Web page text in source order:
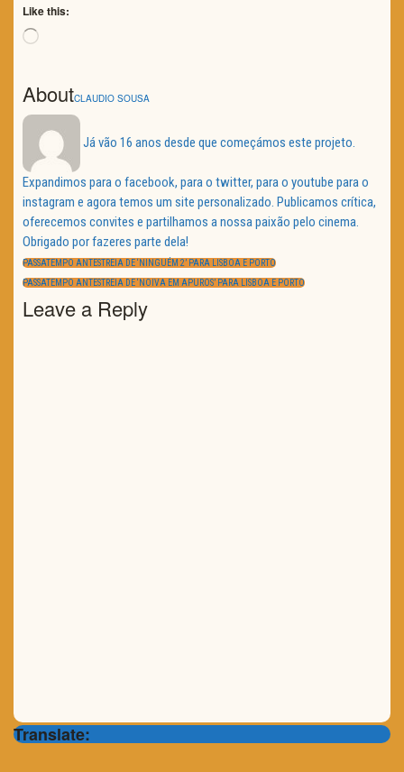
Like this:
Loading…
AboutCLAUDIO SOUSA
Já vão 16 anos desde que começámos este projeto.
Expandimos para o facebook, para o twitter, para o youtube para o
instagram e agora temos um site personalizado. Publicamos crítica,
oferecemos convites e partilhamos a nossa paixão pelo cinema.
Obrigado por fazeres parte dela!
Navegação
de
artigos
PREVIOUS
PASSATEMPO ANTESTREIA DE ‘NINGUÉM 2’ PARA LISBOA E PORTO
NEXT
PASSATEMPO ANTESTREIA DE ‘NOIVA EM APUROS’ PARA LISBOA E PORTO
Leave a Reply
Translate: